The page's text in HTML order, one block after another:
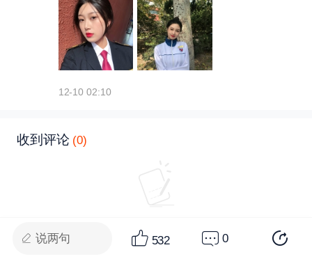
12-10 02:10
收到评论 (0)
没有符合条件的信息
说两句 532 0